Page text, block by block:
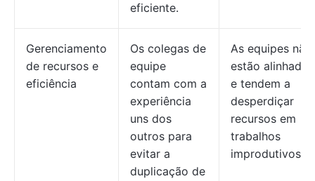
eficiente.
Gerenciamento
de recursos e
eficiência
Os colegas de
equipe
contam com a
experiência
uns dos
outros para
evitar a
duplicação de
As equipes não
estão alinhadas
e tendem a
desperdiçar
recursos em
trabalhos
improdutivos.